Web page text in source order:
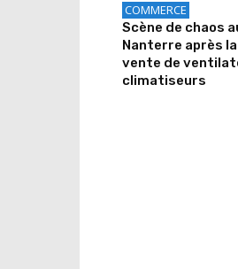
COMMERCE
Scène de chaos
Nanterre après
vente de
climatiseurs